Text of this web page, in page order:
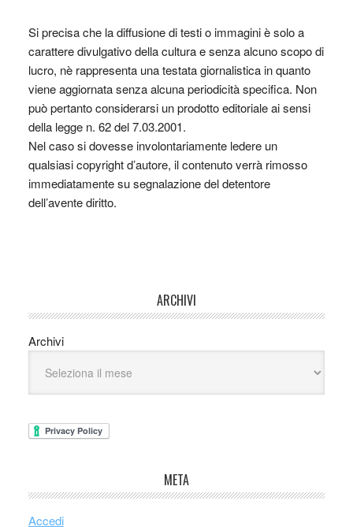
Si precisa che la diffusione di testi o immagini è solo a
carattere divulgativo della cultura e senza alcuno scopo di
lucro, nè rappresenta una testata giornalistica in quanto
viene aggiornata senza alcuna periodicità specifica. Non
può pertanto considerarsi un prodotto editoriale ai sensi
della legge n. 62 del 7.03.2001.
Nel caso si dovesse involontariamente ledere un
qualsiasi copyright d’autore, il contenuto verrà rimosso
immediatamente su segnalazione del detentore
dell’avente diritto.
ARCHIVI
Archivi
META
Accedi